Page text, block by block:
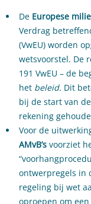
De Europese
Verdrag
(VwEU) worden
wetsvoorstel. De
191 VwEU­ – de
het beleid. Dit
bij de start van
rekening
Voor de
AMvB’s voorziet
ontwerpregels in
regeling bij wet
oproepen om